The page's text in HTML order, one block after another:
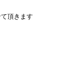
頂きます